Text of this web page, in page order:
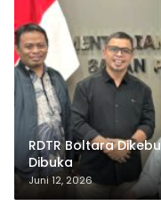
RDTR Boltara
Dibuka
Juni 12, 2026